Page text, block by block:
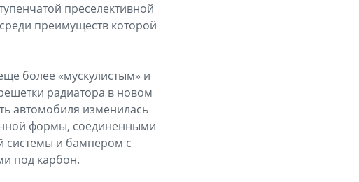
преселективной
преимуществ которой
более «мускулистым» и
радиатора в новом
автомобиля изменилась
формы, соединенными
системы и бампером с
под карбон.